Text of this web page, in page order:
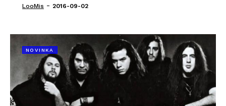
LooMis - 2016-09-02
NOVINKA